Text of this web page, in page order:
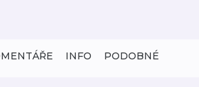
INFO PODOBNÉ